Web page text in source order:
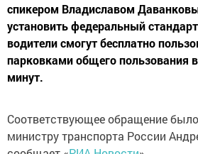
спикером Владиславом
установить федеральный
водители смогут бесплатно
парковками общего пользования
минут.
Соответствующее обращение
министру транспорта России